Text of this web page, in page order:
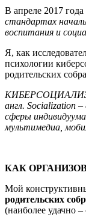
В апреле 2017
стандартах
воспитания и
Я, как
психологии
родительских
англ. Socialization
сферы
мультимедиа,
КАК
Мой
родительских
(наиболее удачно